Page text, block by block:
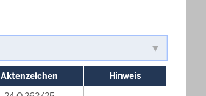
Aktenzeichen
Hinweis